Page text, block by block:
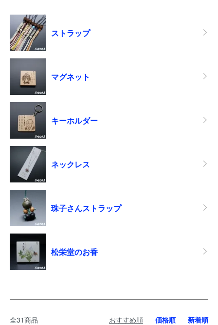
カテゴリー一覧
ストラップ
マグネット
キーホルダー
ネックレス
珠子さんストラップ
松栄堂のお香
全31商品 おすすめ順 価格順 新着順